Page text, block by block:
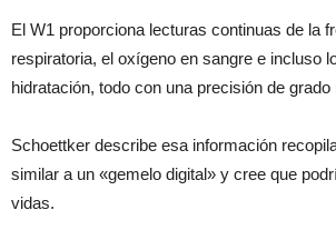
El W1 proporciona lecturas continuas de la
respiratoria, el oxígeno en sangre e incluso
hidratación, todo con una precisión de grado
Schoettker describe esa información
similar a un «gemelo digital» y cree que
vidas.